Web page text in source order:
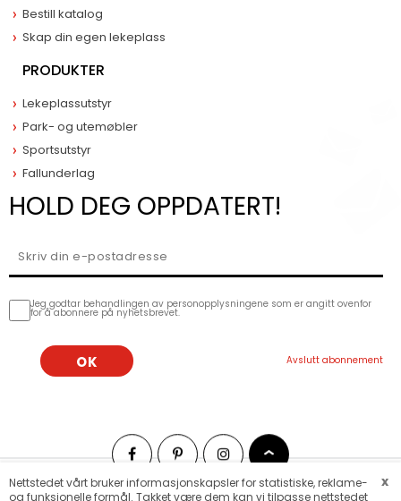
Bestill katalog
Skap din egen lekeplass
PRODUKTER
Lekeplassutstyr
Park- og utemøbler
Sportsutstyr
Fallunderlag
HOLD DEG OPPDATERT!
Jeg godtar behandlingen av personopplysningene som er angitt ovenfor
for å abonnere på nyhetsbrevet.
x
Nettstedet vårt bruker informasjonskapsler for statistiske, reklame-
og funksjonelle formål. Takket være dem kan vi tilpasse nettstedet